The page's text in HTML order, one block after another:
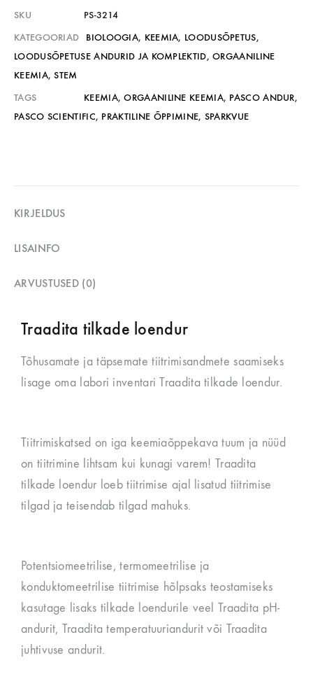
SKU
PS-3214
KATEGOORIAD
BIOLOOGIA, KEEMIA, LOODUSÕPETUS,
LOODUSÕPETUSE ANDURID JA KOMPLEKTID,ORGAANILINE
KEEMIA,STEM
TAGS
KEEMIA,ORGAANILINE KEEMIA, PASCO ANDUR,
PASCO SCIENTIFIC, PRAKTILINE ÕPPIMINE, SPARKVUE
KIRJELDUS
LISAINFO
ARVUSTUSED (0)
Traadita tilkade loendur
Tõhusamate ja täpsemate tiitrimisandmete saamiseks
lisage oma labori inventari Traadita tilkade loendur.
Tiitrimiskatsed on iga keemiaõppekava tuum ja nüüd
on tiitrimine lihtsam kui kunagi varem! Traadita
tilkade loendur loeb tiitrimise ajal lisatud tiitrimise
tilgad ja teisendab tilgad mahuks.
Potentsiomeetrilise, termomeetrilise ja
konduktomeetrilise tiitrimise hõlpsaks teostamiseks
kasutage lisaks tilkade loendurile veel Traadita pH-
andurit, Traadita temperatuuriandurit või Traadita
juhtivuse andurit.